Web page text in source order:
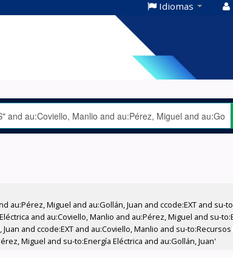
Idiomas
au:Pérez, Miguel and au:Gollán, Juan and ccode:EXT and su-
and au:Coviello, Manlio and au:Pérez, Miguel and su-
and ccode:EXT and au:Coviello, Manlio and su-
Miguel and su-to:Energía Eléctrica and au:Gollán, Juan'